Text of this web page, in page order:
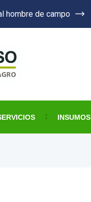
hombre de campo
INSUMOS